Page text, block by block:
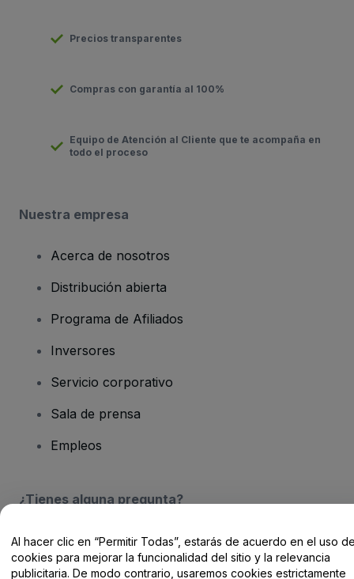
Precios transparentes
Compras con garantía al 100%
Equipo de Atención al Cliente que te acompaña en
todo el proceso
Nuestra empresa
Acerca de nosotros
Distribución abierta
Programa de Afiliados
Inversores
Servicio corporativo
Sala de prensa
Empleos
¿Tienes alguna pregunta?
Centro de Ayuda / Contacto
Al hacer clic en “Permitir Todas”, estarás de acuerdo en el uso
cookies para mejorar la funcionalidad del sitio y la relevancia
publicitaria. De modo contrario, usaremos cookies estrictamente